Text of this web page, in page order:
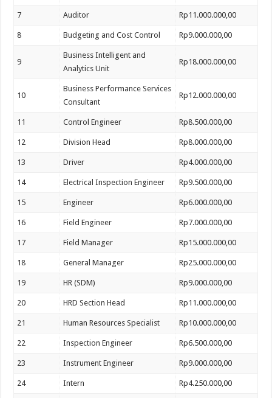
7 Auditor Rp11.000.000,00
8 Budgeting and Cost Control Rp9.000.000,00
9
Business Intelligent and
Analytics Unit
Rp18.000.000,00
10
Business Performance Services
Consultant
Rp12.000.000,00
11 Control Engineer Rp8.500.000,00
12 Division Head Rp8.000.000,00
13 Driver Rp4.000.000,00
14 Electrical Inspection Engineer Rp9.500.000,00
15 Engineer Rp6.000.000,00
16 Field Engineer Rp7.000.000,00
17 Field Manager Rp15.000.000,00
18 General Manager Rp25.000.000,00
19 HR (SDM) Rp9.000.000,00
20 HRD Section Head Rp11.000.000,00
21 Human Resources Specialist Rp10.000.000,00
22 Inspection Engineer Rp6.500.000,00
23 Instrument Engineer Rp9.000.000,00
24 Intern Rp4.250.000,00